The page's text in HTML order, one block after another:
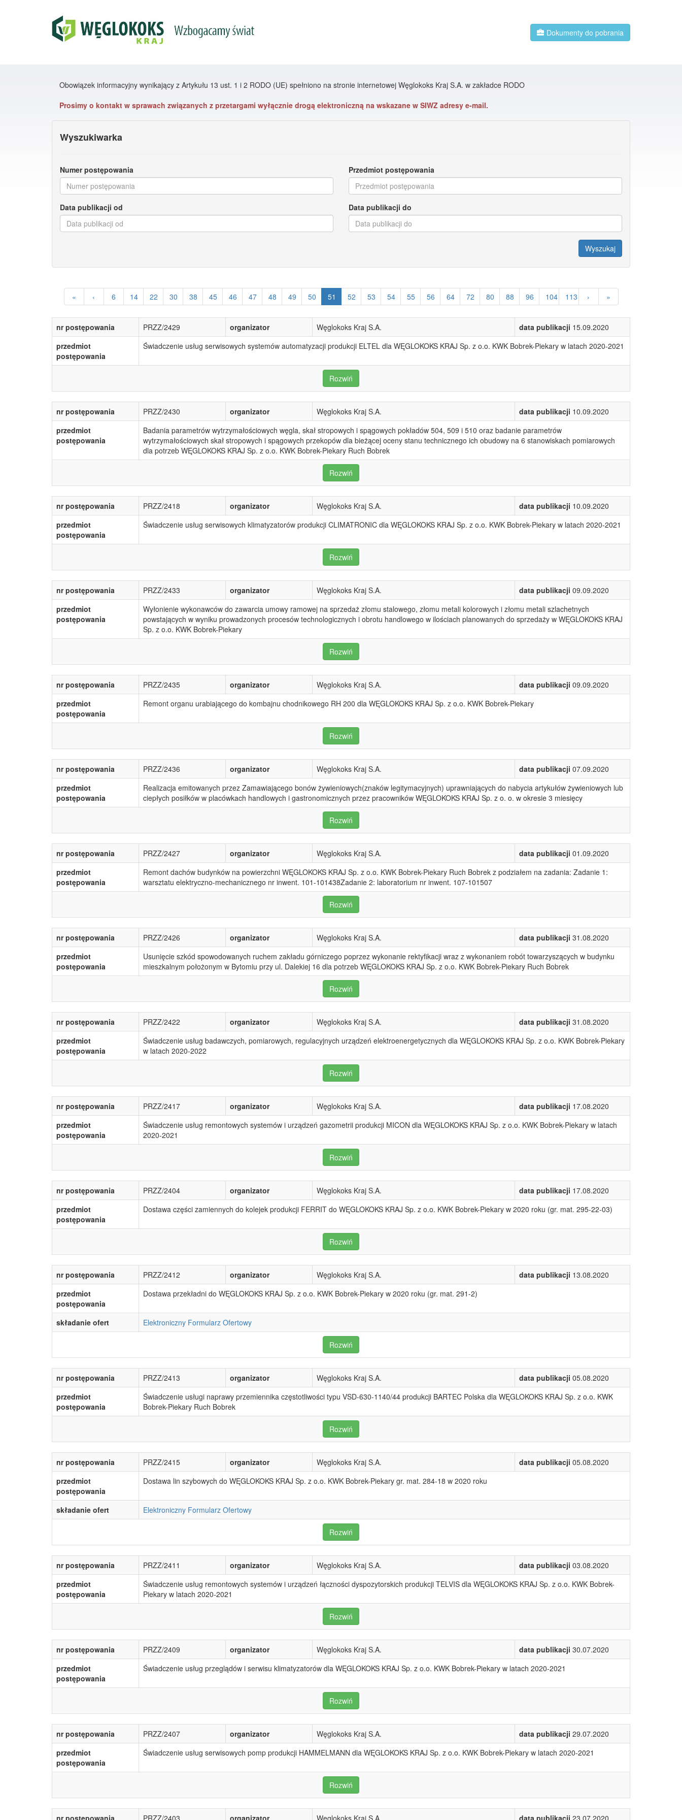
Dokumenty do pobrania
Obowiązek informacyjny wynikający z Artykułu 13 ust. 1 i 2 RODO (UE) spełniono na stronie internetowej Węglokoks Kraj S.A. w zakładce RODO
Prosimy o kontakt w sprawach związanych z przetargami wyłącznie drogą elektroniczną na wskazane w SIWZ adresy e-mail.
Wyszukiwarka
Numer postępowania Przedmiot postępowania
Data publikacji od Data publikacji do
Wyszukaj
« ‹ 6 14 22 30 38 45 46 47 48 49 50 51 52 53 54 55 56 64 72 80 88 96 104 113 › »
nr postępowania PRZZ/2429 organizator Węglokoks Kraj S.A. data publikacji 15.09.2020
przedmiot
postępowania
Świadczenie usług serwisowych systemów automatyzacji produkcji ELTEL dla WĘGLOKOKS KRAJ Sp. z o.o. KWK Bobrek-Piekary w latach 2020-2021
Rozwiń
nr postępowania PRZZ/2430 organizator Węglokoks Kraj S.A. data publikacji 10.09.2020
przedmiot
postępowania
Badania parametrów wytrzymałościowych węgla, skał stropowych i spągowych pokładów 504, 509 i 510 oraz badanie parametrów
wytrzymałościowych skał stropowych i spągowych przekopów dla bieżącej oceny stanu technicznego ich obudowy na 6 stanowiskach pomiarowych
dla potrzeb WĘGLOKOKS KRAJ Sp. z o.o. KWK Bobrek-Piekary Ruch Bobrek
Rozwiń
nr postępowania PRZZ/2418 organizator Węglokoks Kraj S.A. data publikacji 10.09.2020
przedmiot
postępowania
Świadczenie usług serwisowych klimatyzatorów produkcji CLIMATRONIC dla WĘGLOKOKS KRAJ Sp. z o.o. KWK Bobrek-Piekary w latach 2020-2021
Rozwiń
nr postępowania PRZZ/2433 organizator Węglokoks Kraj S.A. data publikacji 09.09.2020
przedmiot
postępowania
Wyłonienie wykonawców do zawarcia umowy ramowej na sprzedaż złomu stalowego, złomu metali kolorowych i złomu metali szlachetnych
powstających w wyniku prowadzonych procesów technologicznych i obrotu handlowego w ilościach planowanych do sprzedaży w WĘGLOKOKS KRAJ
Sp. z o.o. KWK Bobrek-Piekary
Rozwiń
nr postępowania PRZZ/2435 organizator Węglokoks Kraj S.A. data publikacji 09.09.2020
przedmiot
postępowania
Remont organu urabiającego do kombajnu chodnikowego RH 200 dla WĘGLOKOKS KRAJ Sp. z o.o. KWK Bobrek-Piekary
Rozwiń
nr postępowania PRZZ/2436 organizator Węglokoks Kraj S.A. data publikacji 07.09.2020
przedmiot
postępowania
Realizacja emitowanych przez Zamawiającego bonów żywieniowych(znaków legitymacyjnych) uprawniających do nabycia artykułów żywieniowych lub
ciepłych posiłków w placówkach handlowych i gastronomicznych przez pracowników WĘGLOKOKS KRAJ Sp. z o. o. w okresie 3 miesięcy
Rozwiń
nr postępowania PRZZ/2427 organizator Węglokoks Kraj S.A. data publikacji 01.09.2020
przedmiot
postępowania
Remont dachów budynków na powierzchni WĘGLOKOKS KRAJ Sp. z o.o. KWK Bobrek-Piekary Ruch Bobrek z podziałem na zadania: Zadanie 1:
warsztatu elektryczno-mechanicznego nr inwent. 101-101438Zadanie 2: laboratorium nr inwent. 107-101507
Rozwiń
nr postępowania PRZZ/2426 organizator Węglokoks Kraj S.A. data publikacji 31.08.2020
przedmiot
postępowania
Usunięcie szkód spowodowanych ruchem zakładu górniczego poprzez wykonanie rektyfikacji wraz z wykonaniem robót towarzyszących w budynku
mieszkalnym położonym w Bytomiu przy ul. Dalekiej 16 dla potrzeb WĘGLOKOKS KRAJ Sp. z o.o. KWK Bobrek-Piekary Ruch Bobrek
Rozwiń
nr postępowania PRZZ/2422 organizator Węglokoks Kraj S.A. data publikacji 31.08.2020
przedmiot
postępowania
Świadczenie usług badawczych, pomiarowych, regulacyjnych urządzeń elektroenergetycznych dla WĘGLOKOKS KRAJ Sp. z o.o. KWK Bobrek-Piekary
w latach 2020-2022
Rozwiń
nr postępowania PRZZ/2417 organizator Węglokoks Kraj S.A. data publikacji 17.08.2020
przedmiot
postępowania
Świadczenie usług remontowych systemów i urządzeń gazometrii produkcji MICON dla WĘGLOKOKS KRAJ Sp. z o.o. KWK Bobrek-Piekary w latach
2020-2021
Rozwiń
nr postępowania PRZZ/2404 organizator Węglokoks Kraj S.A. data publikacji 17.08.2020
przedmiot
postępowania
Dostawa części zamiennych do kolejek produkcji FERRIT do WĘGLOKOKS KRAJ Sp. z o.o. KWK Bobrek-Piekary w 2020 roku (gr. mat. 295-22-03)
Rozwiń
nr postępowania PRZZ/2412 organizator Węglokoks Kraj S.A. data publikacji 13.08.2020
przedmiot
postępowania
Dostawa przekładni do WĘGLOKOKS KRAJ Sp. z o.o. KWK Bobrek-Piekary w 2020 roku (gr. mat. 291-2)
składanie ofert Elektroniczny Formularz Ofertowy
Rozwiń
nr postępowania PRZZ/2413 organizator Węglokoks Kraj S.A. data publikacji 05.08.2020
przedmiot
postępowania
Świadczenie usługi naprawy przemiennika częstotliwości typu VSD-630-1140/44 produkcji BARTEC Polska dla WĘGLOKOKS KRAJ Sp. z o.o. KWK
Bobrek-Piekary Ruch Bobrek
Rozwiń
nr postępowania PRZZ/2415 organizator Węglokoks Kraj S.A. data publikacji 05.08.2020
przedmiot
postępowania
Dostawa lin szybowych do WĘGLOKOKS KRAJ Sp. z o.o. KWK Bobrek-Piekary gr. mat. 284-18 w 2020 roku
składanie ofert Elektroniczny Formularz Ofertowy
Rozwiń
nr postępowania PRZZ/2411 organizator Węglokoks Kraj S.A. data publikacji 03.08.2020
przedmiot
postępowania
Świadczenie usług remontowych systemów i urządzeń łączności dyspozytorskich produkcji TELVIS dla WĘGLOKOKS KRAJ Sp. z o.o. KWK Bobrek-
Piekary w latach 2020-2021
Rozwiń
nr postępowania PRZZ/2409 organizator Węglokoks Kraj S.A. data publikacji 30.07.2020
przedmiot
postępowania
Świadczenie usług przeglądów i serwisu klimatyzatorów dla WĘGLOKOKS KRAJ Sp. z o.o. KWK Bobrek-Piekary w latach 2020-2021
Rozwiń
nr postępowania PRZZ/2407 organizator Węglokoks Kraj S.A. data publikacji 29.07.2020
przedmiot
postępowania
Świadczenie usług serwisowych pomp produkcji HAMMELMANN dla WĘGLOKOKS KRAJ Sp. z o.o. KWK Bobrek-Piekary w latach 2020-2021
Rozwiń
nr postępowania PRZZ/2403 organizator Węglokoks Kraj S.A. data publikacji 23.07.2020